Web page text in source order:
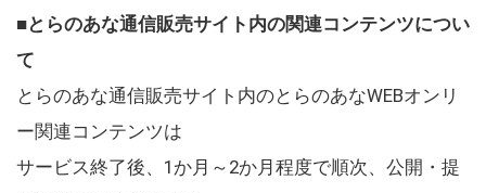
■とらのあな通信販売サイト内の関連コンテンツについ
て
とらのあな通信販売サイト内のとらのあなWEBオンリ
ー関連コンテンツは
サービス終了後、1か月～2か月程度で順次、公開・提